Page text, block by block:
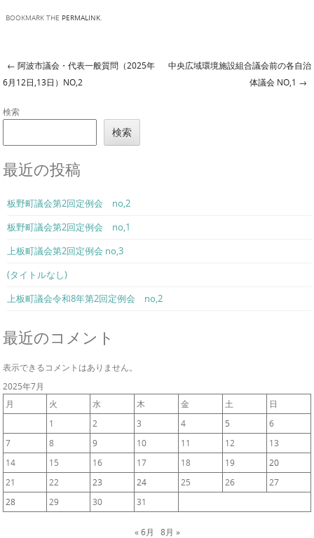
BOOKMARK THE PERMALINK.
Post navigation
← 阿波市議会・代表一般質問（2025年
6月12日,13日）NO,2
中央広域環境施設組合議会前の各自治
体議会 NO,1 →
検索
検索
最近の投稿
板野町議会第2回定例会 no,2
板野町議会第2回定例会 no,1
上板町議会第2回定例会 no,3
(タイトルなし)
上板町議会令和8年第2回定例会 no,2
最近のコメント
表示できるコメントはありません。
2025年7月
月
火 水 木 金 土
日
1
2 3 4 5
6
7
8 9 10 11 12
13
14
15 16 17 18 19
20
21
22 23 24 25 26
27
28
29 30 31
« 6月 8月 »